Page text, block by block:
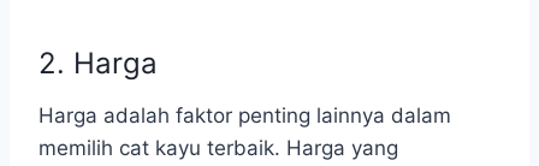
2. Harga
Harga adalah faktor penting lainnya dalam
memilih cat kayu terbaik. Harga yang